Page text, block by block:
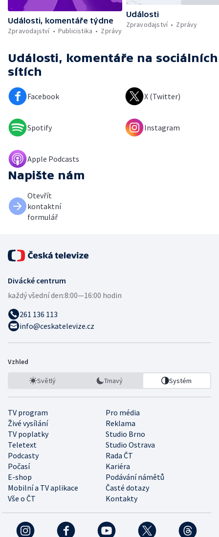
Události, komentáře týdne
Zpravodajství
Publicistika Zprávy
Události
Zpravodajství
Zprávy
Události, komentáře na sociálních
sítích
Facebook X (Twitter)
Spotify Instagram
Apple Podcasts
Napište nám
Otevřít
kontaktní
formulář
Divácké centrum
každý všední den:8:00—16:00 hodin
261 136 113
info@ceskatelevize.cz
Vzhled
Světlý Tmavý Systém
TV program
Pro média
Živé vysílání
Reklama
TV poplatky
Studio Brno
Teletext
Studio Ostrava
Podcasty
Rada ČT
Počasí
Kariéra
E-shop
Podávání námětů
Mobilní a TV aplikace
Časté dotazy
Vše o ČT
Kontakty